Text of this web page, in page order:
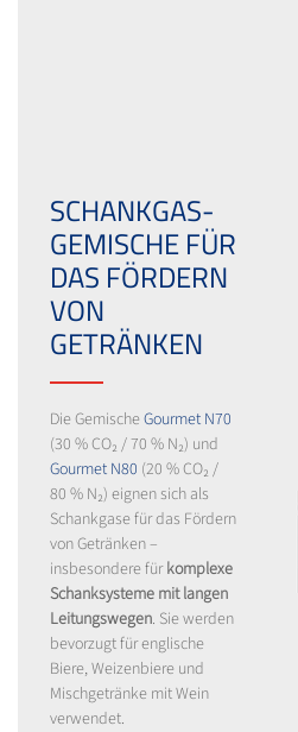
SCHANKGAS-
GEMISCHE FÜR
DAS FÖRDERN
VON
GETRÄNKEN
Die Gemische Gourmet N70
(30 % CO₂ / 70 % N₂) und
Gourmet N80 (20 % CO₂ /
80 % N₂) eignen sich als
Schankgase für das Fördern
von Getränken –
insbesondere fürkomplexe
Schanksysteme mit langen
Leitungswegen. Sie werden
bevorzugt für englische
Biere, Weizenbiere und
Mischgetränke mit Wein
verwendet.